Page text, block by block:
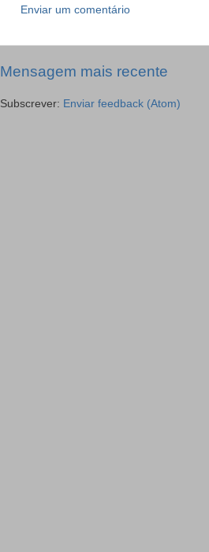
Enviar um comentário
Mensagem mais recente
Subscrever: Enviar feedback (Atom)